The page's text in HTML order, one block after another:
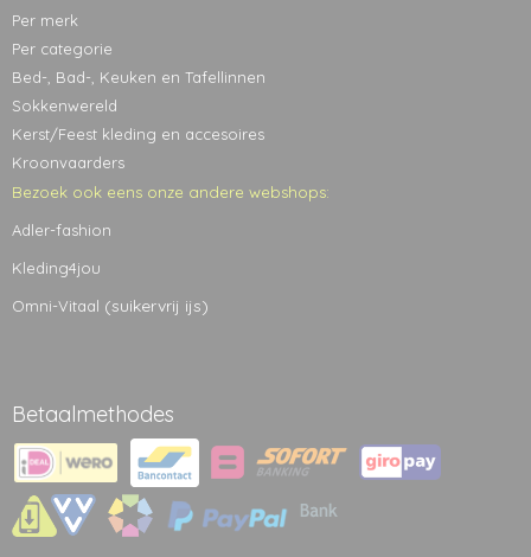
Per merk
Per categorie
Bed-, Bad-, Keuken en Tafellinnen
Sokkenwereld
Kerst/Feest kleding en accesoires
Kroonvaarders
Bezoek ook eens onze andere webshops:
Adler-fashion
Kleding4jou
Omni-Vitaal (suikervrij ijs)
Betaalmethodes